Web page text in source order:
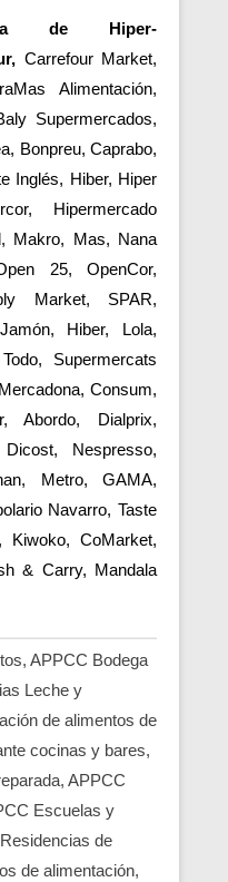
de Hiper-
Carrefour Market,
Alimentación,
Supermercados,
Bonpreu, Caprabo,
Inglés, Hiber, Hiper
Hipermercado
Makro, Mas, Nana
25, OpenCor,
Market, SPAR,
Hiber, Lola,
Supermercats
Consum,
Abordo, Dialprix,
Nespresso,
Metro, GAMA,
Navarro, Taste
CoMarket,
& Carry, Mandala
APPCC Bodega
Leche y
de alimentos de
cocinas y bares,
APPCC
Escuelas y
de
de alimentación,